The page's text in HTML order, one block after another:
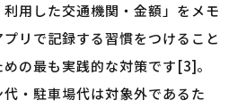
用した交通機関・金額」をメモ
リで記録する習慣をつけること
の最も実践的な対策です[3]。
・駐車場代は対象外であるた